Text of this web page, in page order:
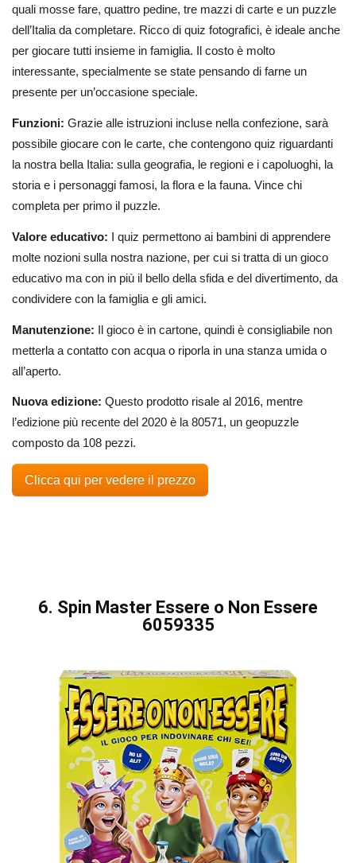
quali mosse fare, quattro pedine, tre mazzi di carte e un puzzle
dell’Italia da completare. Ricco di quiz fotografici, è ideale anche
per giocare tutti insieme in famiglia. Il costo è molto
interessante, specialmente se state pensando di farne un
presente per un’occasione speciale.
Funzioni: Grazie alle istruzioni incluse nella confezione, sarà
possibile giocare con le carte, che contengono quiz riguardanti
la nostra bella Italia: sulla geografia, le regioni e i capoluoghi, la
storia e i personaggi famosi, la flora e la fauna. Vince chi
completa per primo il puzzle.
Valore educativo: I quiz permettono ai bambini di apprendere
molte nozioni sulla nostra nazione, per cui si tratta di un gioco
educativo ma con in più il bello della sfida e del divertimento, da
condividere con la famiglia e gli amici.
Manutenzione: Il gioco è in cartone, quindi è consigliabile non
metterla a contatto con acqua o riporla in una stanza umida o
all’aperto.
Nuova edizione: Questo prodotto risale al 2016, mentre
l’edizione più recente del 2020 è la 80571, un geopuzzle
composto da 108 pezzi.
Clicca qui per vedere il prezzo
6. Spin Master Essere o Non Essere
6059335